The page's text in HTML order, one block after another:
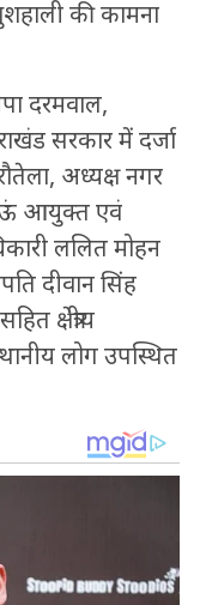
की कामना
दरमवाल,
सरकार में दर्जा
अध्यक्ष नगर
आयुक्त एवं
ललित मोहन
दीवान सिंह
क्षेत्रीय
लोग उपस्थित